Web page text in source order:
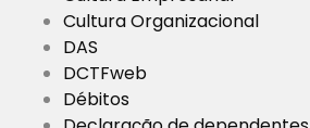
Cultura Organizacional
DAS
DCTFweb
Débitos